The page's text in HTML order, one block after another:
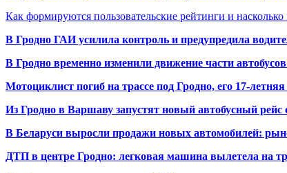
Как формируются пользовательские рейтинги и
В Гродно ГАИ усилила контроль и предупредила
В Гродно временно изменили движение части
Мотоциклист погиб на трассе под Гродно, его 17-
Из Гродно в Варшаву запустят новый автобусный
В Беларуси выросли продажи новых автомобилей:
ДТП в центре Гродно: легковая машина вылетела на